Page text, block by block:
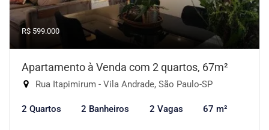
R$ 599.000
Apartamento à Venda com 2 quartos, 67m²
Rua Itapimirum - Vila Andrade, São Paulo-SP
2 Quartos 2 Banheiros 2 Vagas 67 m²